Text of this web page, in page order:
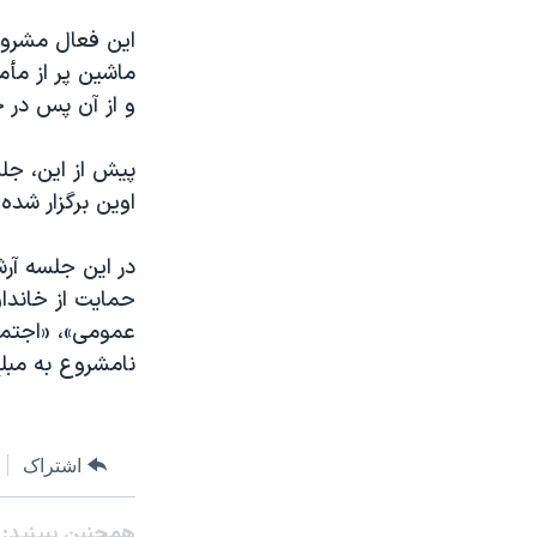
و از آن پس
پیش از این،
اوین برگزار
در این جلسه
حمایت از
عمومی»،
نامشروع به مبلغ ۷۳ میلیون تومان» از خود دفاع
اشتراک